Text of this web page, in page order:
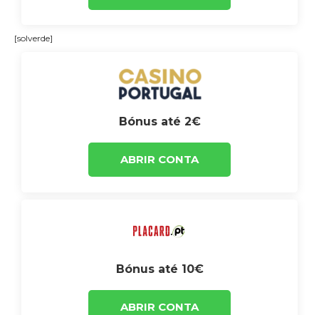
[solverde]
Bónus até 2€
ABRIR CONTA
Bónus até 10€
ABRIR CONTA